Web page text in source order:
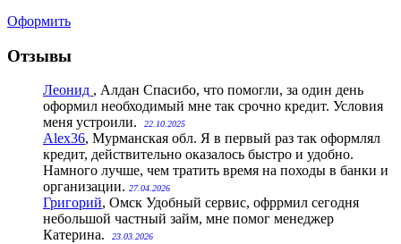
Оформить
Отзывы
Леонид , Алдан Спасибо, что помогли, за один день
оформил необходимый мне так срочно кредит. Условия
меня устроили.
22.10.2025
Alex36, Мурманская обл. Я в первый раз так оформлял
кредит, действительно оказалось быстро и удобно.
Намного лучше, чем тратить время на походы в банки и
организации. 27.04.2026
Григорий, Омск Удобный сервис, офррмил сегодня
небольшой частный займ, мне помог менеджер
Катерина.
23.03.2026